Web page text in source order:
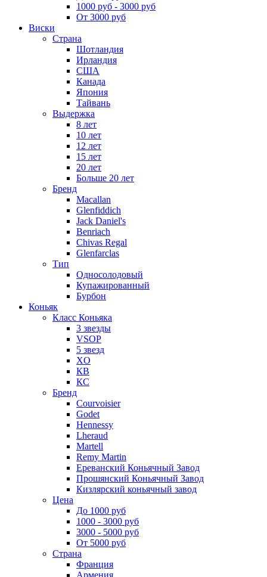
1000 руб - 3000 руб
От 3000 руб
Виски
Страна
Шотландия
Ирландия
США
Канада
Япония
Тайвань
Выдержка
8 лет
10 лет
12 лет
15 лет
20 лет
Больше 20 лет
Бренд
Macallan
Glenfiddich
Jack Daniel's
Benriach
Chivas Regal
Glenfarclas
Тип
Односолодовый
Купажированный
Бурбон
Коньяк
Класс Коньяка
3 звезды
VSOP
5 звезд
XO
КВ
КС
Бренд
Courvoisier
Godet
Hennessy
Lheraud
Martell
Remy Martin
Ереванский Коньячный Завод
Прошянский Коньячный Завод
Кизлярский коньячный завод
Цена
До 1000 руб
1000 - 3000 руб
3000 - 5000 руб
От 5000 руб
Страна
Франция
Армения